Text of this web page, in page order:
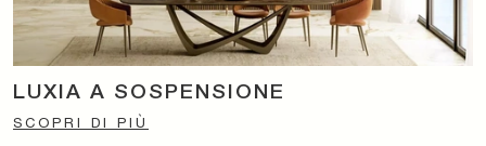
LUXIA A SOSPENSIONE
SCOPRI DI PIÙ